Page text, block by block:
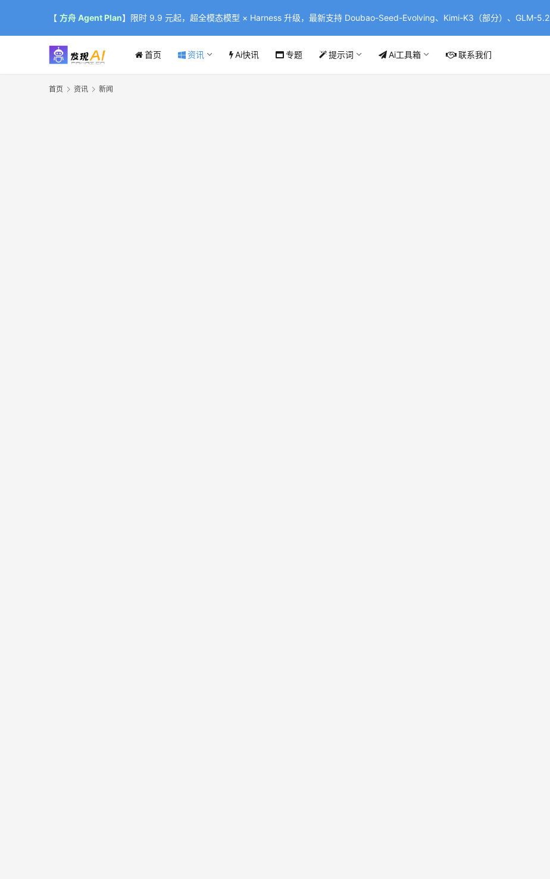
【 方舟 Agent Plan】限时 9.9 元起，超全模态模型 × Harness 升级，最新支持 Doubao-Seed-Evolving、Kimi-K3（部分）、GLM-5.2
首页 资讯 Ai快讯 专题 提示词 Ai工具箱 联系我们
首页 资讯 新闻